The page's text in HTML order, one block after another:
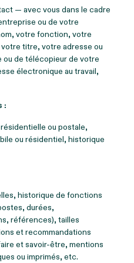
— avec vous dans le cadre
ou de votre
votre fonction, votre
titre, votre adresse ou
de télécopieur de votre
électronique au travail,
:
ou postale,
ou résidentiel, historique
historique de fonctions
durées,
références), tailles
et recommandations
et savoir-être, mentions
ou imprimés, etc.